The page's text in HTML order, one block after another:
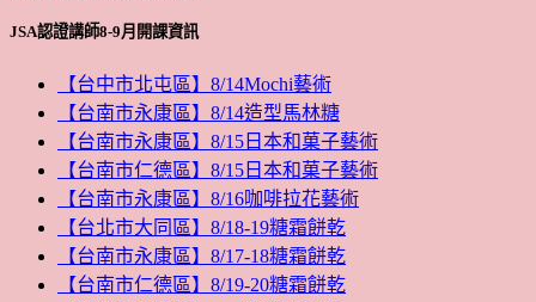
JSA認證講師8-9月開課資訊
【台中市北屯區】8/14Mochi藝術
【台南市永康區】8/14造型馬林糖
【台南市永康區】8/15日本和菓子藝術
【台南市仁德區】8/15日本和菓子藝術
【台南市永康區】8/16咖啡拉花藝術
【台北市大同區】8/18-19糖霜餅乾
【台南市永康區】8/17-18糖霜餅乾
【台南市仁德區】8/19-20糖霜餅乾